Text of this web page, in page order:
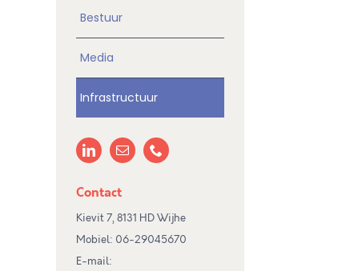
Bestuur
Media
Infrastructuur
Contact
Kievit 7, 8131 HD Wijhe
Mobiel: 06-29045670
E-mail: